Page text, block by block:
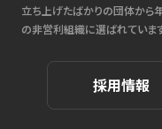
立ち上げたばかりの団体から
の非営利組織に選ばれています
採用情報